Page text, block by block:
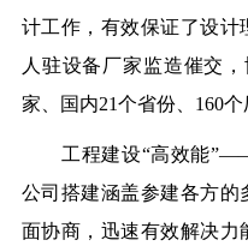
计工作，有效保证了设
人驻设备厂家监造催交
家、国内21个省份、160
工程建设“高效能
公司搭建涵盖参建各方
面协商，迅速有效解决力